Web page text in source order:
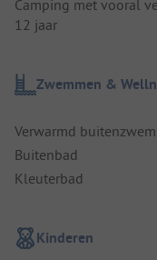
Camping met vooral
12 jaar
Zwemmen &
Verwarmd
Buitenbad
Kleuterbad
Kinderen